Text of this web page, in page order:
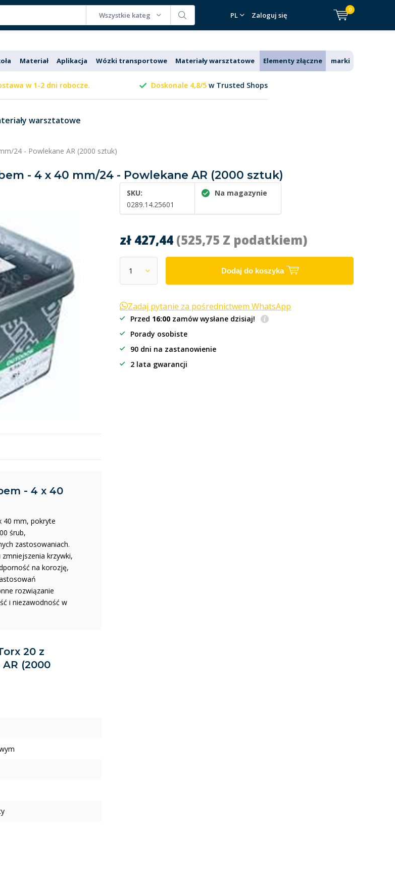
Wszystkie kategorie PL Zaloguj się
0
Materiał Aplikacja Wózki transportowe Materiały warsztatowe Elementy złączne marki
w 1-2 dni robocze. Doskonale 4,8/5 w Trusted Shops
warsztatowe
24 - Powlekane AR (2000 sztuk)
- 4 x 40 mm/24 - Powlekane AR (2000 sztuk)
SKU:
0289.14.25601
Na magazynie
zł 427,44 (525,75 Z podatkiem)
Dodaj do koszyka
Zadaj pytanie za pośrednictwem WhatsApp
Przed 16:00 zamów wysłane dzisiaj!
Porady osobiste
90 dni na zastanowienie
2 lata gwarancji
- 4 x 40
40 mm, pokryte
śrub,
zastosowaniach.
krzywki,
na korozję,
rozwiązanie
i niezawodność w
20 z
(2000